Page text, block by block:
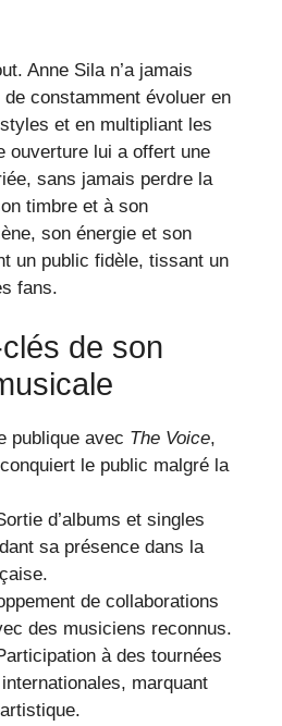
Anne Sila n’a jamais
constamment évoluer en
et en multipliant les
ouverture lui a offert une
sans jamais perdre la
timbre et à son
son énergie et son
un public fidèle, tissant un
fans.
de son
publique avec The Voice,
le public malgré la
d’albums et singles
sa présence dans la
de collaborations
des musiciens reconnus.
à des tournées
marquant